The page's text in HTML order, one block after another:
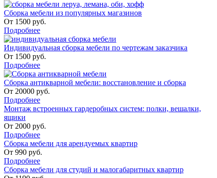
Сборка мебели из популярных магазинов
От 1500 руб.
Подробнее
Индивидуальная сборка мебели по чертежам заказчика
От 1500 руб.
Подробнее
Сборка антикварной мебели: восстановление и сборка
От 20000 руб.
Подробнее
Монтаж встроенных гардеробных систем: полки, вешалки,
ящики
От 2000 руб.
Подробнее
Сборка мебели для арендуемых квартир
От 990 руб.
Подробнее
Сборка мебели для студий и малогабаритных квартир